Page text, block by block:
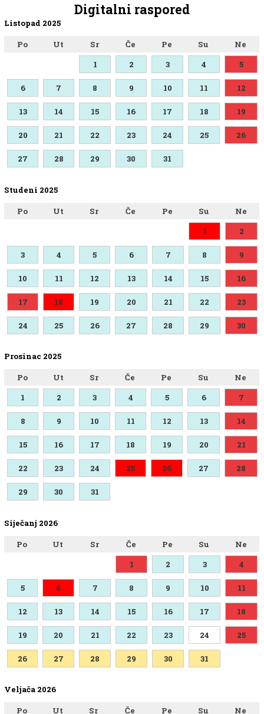
Digitalni raspored
Listopad 2025
Po Ut Sr Če Pe Su
Ne
1
2 3 4 5
6 7 8 9 10 11 12
13 14 15 16 17 18 19
20 21 22 23 24 25 26
27 28 29 30 31
Studeni 2025
Po Ut Sr Če Pe Su
Ne
1
2
3 4 5 6 7 8 9
10 11 12 13 14 15 16
17 18 19 20 21 22 23
24 25 26 27 28 29 30
Prosinac 2025
Po Ut Sr Če Pe Su
Ne
1
2 3 4 5 6 7
8 9 10 11 12 13 14
15 16 17 18 19 20 21
22 23 24 25 26 27 28
29 30 31
Siječanj 2026
Po Ut Sr Če Pe Su
Ne
1
2 3 4
5 6 7 8 9 10 11
12 13 14 15 16 17 18
19 20 21 22 23 24 25
26 27 28 29 30 31
Veljača 2026
Po Ut Sr Če Pe Su
Ne